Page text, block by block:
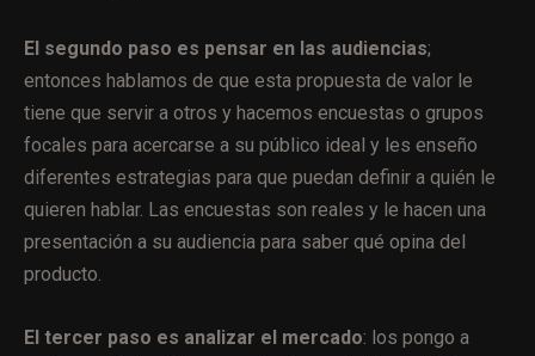
El segundo paso es pensar en las audiencias;
entonces hablamos de que esta propuesta de valor le
tiene que servir a otros y hacemos encuestas o grupos
focales para acercarse a su público ideal y les enseño
diferentes estrategias para que puedan definir a quién le
quieren hablar. Las encuestas son reales y le hacen una
presentación a su audiencia para saber qué opina del
producto.
El tercer paso es analizar el mercado: los pongo a